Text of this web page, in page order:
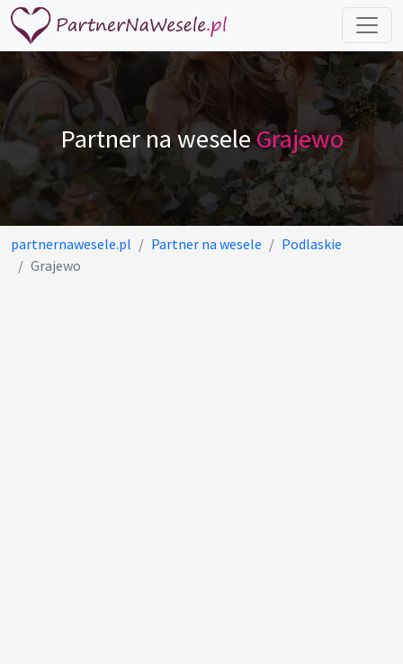
Partner na weseleGrajewo
partnernawesele.pl Partner na wesele
Podlaskie
Grajewo